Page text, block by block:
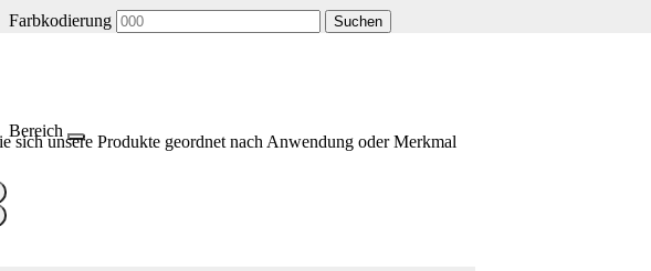
Farbkodierung Suchen
Bereich
sich unsere Produkte geordnet nach Anwendung oder Merkmal